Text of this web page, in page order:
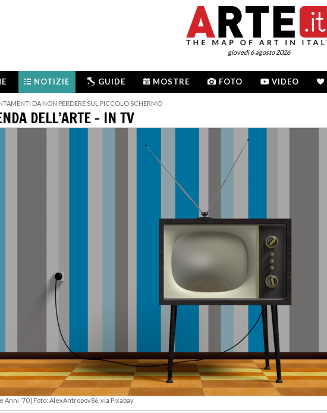
giovedì 6 agosto 2026
NOTIZIE GUIDE MOSTRE FOTO VIDEO
DA NON PERDERE SUL PICCOLO SCHERMO
DELL’ARTE – IN TV
Anni '70 | Foto: AlexAntropov86, via Pixabay